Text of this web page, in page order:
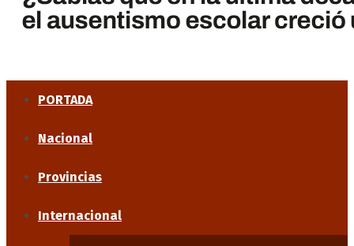
PORTADA
Nacional
Provincias
Internacional